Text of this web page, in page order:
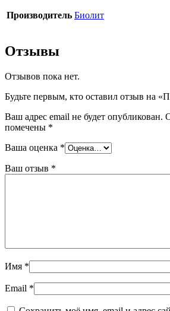
Производитель Биолит
Отзывы
Отзывов пока нет.
Будьте первым, кто оставил отзыв на
Ваш адрес email не будет опубликован.
помечены *
Ваша оценка *
Ваш отзыв *
Имя *
Email *